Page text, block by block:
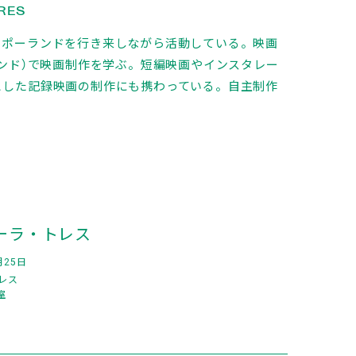
ーランドを行き来しながら活動している。映画
ド）で映画制作を学ぶ。短編映画やインスタレー
た記録映画の制作にも携わっている。自主制作
ラ・トレス
25日
ス